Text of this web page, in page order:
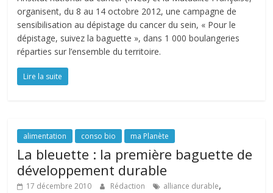
organisent, du 8 au 14 octobre 2012, une campagne de
sensibilisation au dépistage du cancer du sein, « Pour le
dépistage, suivez la baguette », dans 1 000 boulangeries
réparties sur l’ensemble du territoire.
Lire la suite
alimentation conso bio ma Planète
La bleuette : la première baguette de
développement durable
17 décembre 2010 Rédaction alliance durable,